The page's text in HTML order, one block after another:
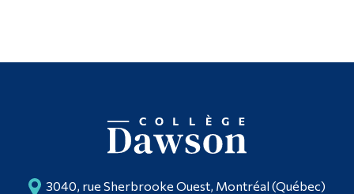
3040, rue Sherbrooke Ouest, Montréal (Québec)